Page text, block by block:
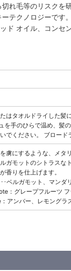
れ毛等のリスクを
テクノロジーです。
ド オイル、コン
はタオルドライした髪
を手のひらで温め、髪
でください。 ブロード
虜にするような、メタ
ガモットのシトラスな
香りを仕上げます。
･ベルガモット、マンダ
：グレープフルーツ
アンバー、レモングラ